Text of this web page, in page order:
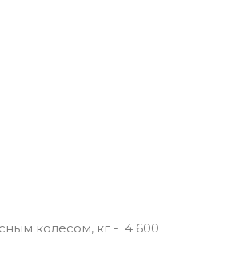
колесом, кг - 4 600